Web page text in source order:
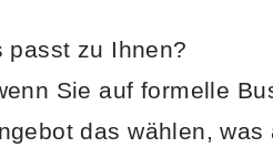
passt zu Ihnen?
Sie auf formelle
das wählen,